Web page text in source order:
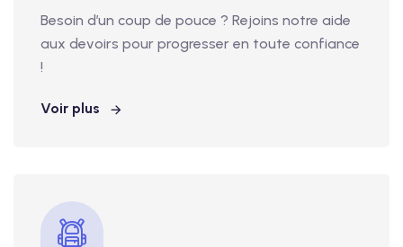
Besoin d’un coup de pouce ? Rejoins notre aide
aux devoirs pour progresser en toute confiance
!
Voir plus